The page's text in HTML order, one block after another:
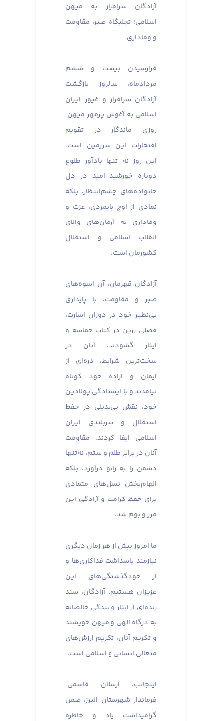
آزادگان سرافراز به میهن
اسلامی؛ تجلیگاه صبر، مقاومت
و وفاداری
فرارسیدن بیست و ششم
مردادماه، سالروز بازگشت
آزادگان سرافراز و غیور ایران
اسلامی به آغوش پرمهر میهن،
روزی ماندگار در تقویم
افتخارات این سرزمین است.
این روز نه تنها یادآور طلوع
دوباره خورشید امید در دل
خانواده‌های چشم‌انتظار، بلکه
نمادی از اوج پایمردی، عزت و
وفاداری به آرمان‌های والای
انقلاب اسلامی و استقلال
کشورمان است.
آزادگان قهرمان، آن اسوه‌های
صبر و مقاومت، با پایداری
بی‌نظیر خود در دوران اسارت،
فصلی زرین در کتاب حماسه و
ایثار گشودند. آنان در
سخت‌ترین شرایط، ذره‌ای از
ایمان و اراده خود کوتاه
نیامدند و با ایستادگی پولادین
خود، نقش بی‌بدیلی در حفظ
استقلال و سربلندی ایران
اسلامی ایفا کردند. مقاومت
آنان در برابر ظلم و ستم، نه‌تنها
دشمن را به زانو درآورد، بلکه
الهام‌بخش نسل‌های متمادی
برای حفظ کرامت و آزادگی این
مرز و بوم شد.
ما امروز بیش از هر زمان دیگری
نیازمند پاسداشت فداکاری‌ها و
از خودگذشتگی‌های این
عزیزان هستیم. آزادگان، سند
زنده‌ای از ایثار و بندگی خالصانه
به درگاه الهی و میهن خویشند
و تکریم آنان، تکریم ارزش‌های
متعالی انسانی و اسلامی است.
اینجانب، ارسلان قاسمی،
فرماندار شهرستان البرز، ضمن
گرامیداشت یاد و خاطره